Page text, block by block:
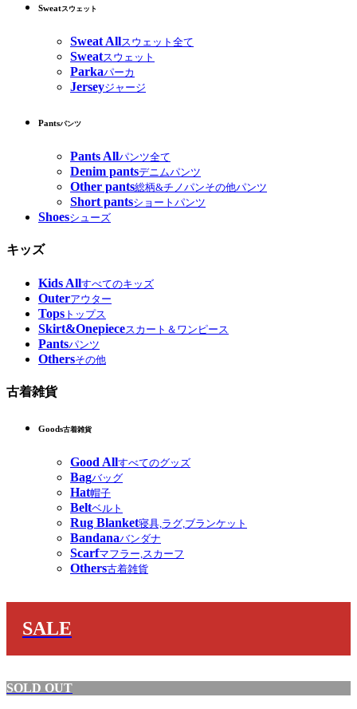
Sweatスウェット
Sweat Allスウェット全て
Sweatスウェット
Parkaパーカ
Jerseyジャージ
Pantsパンツ
Pants Allパンツ全て
Denim pantsデニムパンツ
Other pants総柄&チノパンその他パンツ
Short pantsショートパンツ
Shoesシューズ
キッズ
Kids Allすべてのキッズ
Outerアウター
Tops トップス
Skirt&Onepieceスカート＆ワンピース
Pantsパンツ
Othersその他
古着雑貨
Goods古着雑貨
Good Allすべてのグッズ
Bagバッグ
Hat帽子
Beltベルト
Rug Blanket寝具,ラグ,ブランケット
Bandanaバンダナ
Scarfマフラー,スカーフ
Others古着雑貨
SALE
SOLD OUT